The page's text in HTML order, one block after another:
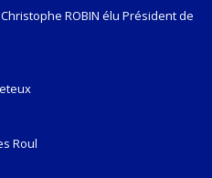
ROBIN élu Président de
Roul